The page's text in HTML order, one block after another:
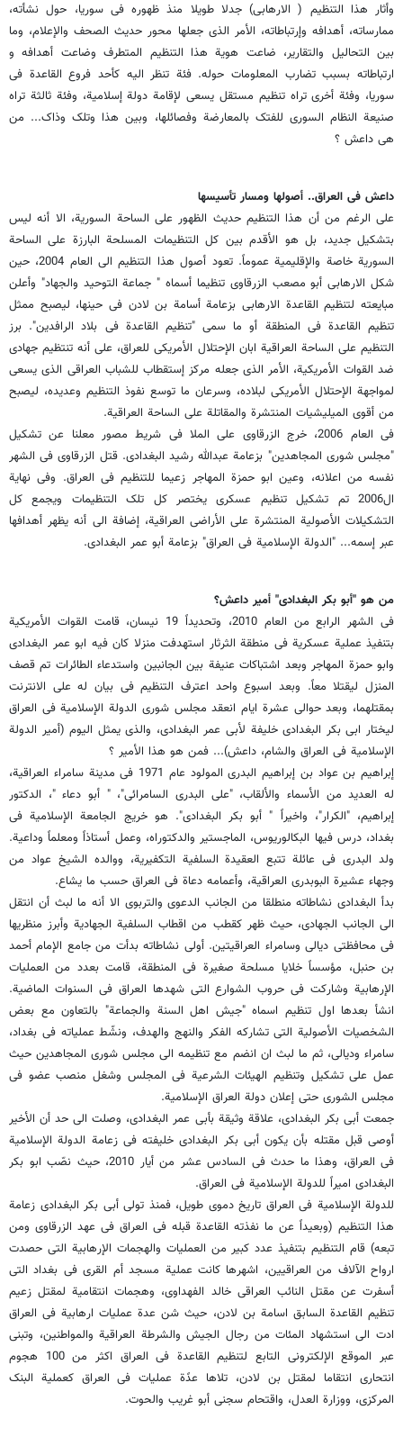
وأثار هذا التنظیم ( الارهابی) جدلا طویلا منذ ظهوره فی سوریا، حول نشأته،
ممارساته، أهدافه وإرتباطاته، الأمر الذی جعلها محور حدیث الصحف والإعلام، وما
بین التحالیل والتقاریر، ضاعت هویة هذا التنظیم المتطرف وضاعت أهدافه و
ارتباطاته بسبب تضارب المعلومات حوله. فئة تنظر الیه کأحد فروع القاعدة فی
سوریا، وفئة أخرى تراه تنظیم مستقل یسعى لإقامة دولة إسلامیة، وفئة ثالثة تراه
صنیعة النظام السوری للفتک بالمعارضة وفصائلها، وبین هذا وتلک وذاک... من
هی داعش ؟
داعش فی العراق.. أصولها ومسار تأسیسها
على الرغم من أن هذا التنظیم حدیث الظهور على الساحة السوریة، الا أنه لیس
بتشکیل جدید، بل هو الأقدم بین کل التنظیمات المسلحة البارزة على الساحة
السوریة خاصة والإقلیمیة عموماً. تعود أصول هذا التنظیم الى العام 2004، حین
شکل الارهابی أبو مصعب الزرقاوی تنظیما أسماه " جماعة التوحید والجهاد" وأعلن
مبایعته لتنظیم القاعدة الارهابی بزعامة أسامة بن لادن فی حینها، لیصبح ممثل
تنظیم القاعدة فی المنطقة أو ما سمی "تنظیم القاعدة فی بلاد الرافدین". برز
التنظیم على الساحة العراقیة ابان الإحتلال الأمریکی للعراق، على أنه تنتظیم جهادی
ضد القوات الأمریکیة، الأمر الذی جعله مرکز إستقطاب للشباب العراقی الذی یسعى
لمواجهة الإحتلال الأمریکی لبلاده، وسرعان ما توسع نفوذ التنظیم وعدیده، لیصبح
من أقوى المیلیشیات المنتشرة والمقاتلة على الساحة العراقیة.
فی العام 2006، خرج الزرقاوی على الملا فی شریط مصور معلنا عن تشکیل
"مجلس شورى المجاهدین" بزعامة عبدالله رشید البغدادی. قتل الزرقاوی فی الشهر
نفسه من اعلانه، وعین ابو حمزة المهاجر زعیما للتنظیم فی العراق. وفی نهایة
ال2006 تم تشکیل تنظیم عسکری یختصر کل تلک التنظیمات ویجمع کل
التشکیلات الأصولیة المنتشرة على الأراضی العراقیة، إضافة الى أنه یظهر أهدافها
عبر إسمه... "الدولة الإسلامیة فی العراق" بزعامة أبو عمر البغدادی.
من هو "أبو بکر البغدادی" أمیر داعش؟
فی الشهر الرابع من العام 2010، وتحدیداً 19 نیسان، قامت القوات الأمریکیة
بتنفیذ عملیة عسکریة فی منطقة الثرثار استهدفت منزلا کان فیه ابو عمر البغدادی
وابو حمزة المهاجر وبعد اشتباکات عنیفة بین الجانبین واستدعاء الطائرات تم قصف
المنزل لیقتلا معاً. وبعد اسبوع واحد اعترف التنظیم فی بیان له على الانترنت
بمقتلهما، وبعد حوالی عشرة ایام انعقد مجلس شورى الدولة الإسلامیة فی العراق
لیختار ابی بکر البغدادی خلیفة لأبی عمر البغدادی، والذی یمثل الیوم (أمیر الدولة
الإسلامیة فی العراق والشام، داعش)... فمن هو هذا الأمیر ؟
إبراهیم بن عواد بن إبراهیم البدری المولود عام 1971 فی مدینة سامراء العراقیة،
له العدید من الأسماء والألقاب، "علی البدری السامرائی"، " أبو دعاء "، الدکتور
إبراهیم، "الکرار"، واخیراً " أبو بکر البغدادی". هو خریج الجامعة الإسلامیة فی
بغداد، درس فیها البکالوریوس، الماجستیر والدکتوراه، وعمل أستاذاً ومعلماً وداعیة.
ولد البدری فی عائلة تتبع العقیدة السلفیة التکفیریة، ووالده الشیخ عواد من
وجهاء عشیرة البوبدری العراقیة، وأعمامه دعاة فی العراق حسب ما یشاع.
بدأ البغدادی نشاطاته منطلقا من الجانب الدعوی والتربوی الا أنه ما لبث أن انتقل
الى الجانب الجهادی، حیث ظهر کقطب من اقطاب السلفیة الجهادیة وأبرز منظریها
فی محافظتی دیالى وسامراء العراقیتین. أولى نشاطاته بدأت من جامع الإمام أحمد
بن حنبل، مؤسساً خلایا مسلحة صغیرة فی المنطقة، قامت بعدد من العملیات
الإرهابیة وشارکت فی حروب الشوارع التی شهدها العراق فی السنوات الماضیة.
انشأ بعدها اول تنظیم اسماه "جیش اهل السنة والجماعة" بالتعاون مع بعض
الشخصیات الأصولیة التی تشارکه الفکر والنهج والهدف، ونشّط عملیاته فی بغداد،
سامراء ودیالى، ثم ما لبث ان انضم مع تنظیمه الى مجلس شورى المجاهدین حیث
عمل على تشکیل وتنظیم الهیئات الشرعیة فی المجلس وشغل منصب عضو فی
مجلس الشورى حتى إعلان دولة العراق الإسلامیة.
جمعت أبی بکر البغدادی، علاقة وثیقة بأبی عمر البغدادی، وصلت الى حد أن الأخیر
أوصى قبل مقتله بأن یکون أبی بکر البغدادی خلیفته فی زعامة الدولة الإسلامیة
فی العراق، وهذا ما حدث فی السادس عشر من أیار 2010، حیث نصّب ابو بکر
البغدادی امیراً للدولة الإسلامیة فی العراق.
للدولة الإسلامیة فی العراق تاریخ دموی طویل، فمنذ تولی أبی بکر البغدادی زعامة
هذا التنظیم (وبعیداً عن ما نفذته القاعدة قبله فی العراق فی عهد الزرقاوی ومن
تبعه) قام التنظیم بتنفیذ عدد کبیر من العملیات والهجمات الإرهابیة التی حصدت
ارواح الآلاف من العراقیین، اشهرها کانت عملیة مسجد أم القرى فی بغداد التی
أسفرت عن مقتل النائب العراقی خالد الفهداوی، وهجمات انتقامیة لمقتل زعیم
تنظیم القاعدة السابق اسامة بن لادن، حیث شن عدة عملیات ارهابیة فی العراق
ادت الى استشهاد المئات من رجال الجیش والشرطة العراقیة والمواطنین، وتبنى
عبر الموقع الإلکترونی التابع لتنظیم القاعدة فی العراق اکثر من 100 هجوم
انتحاری انتقاما لمقتل بن لادن، تلاها عدًة عملیات فی العراق کعملیة البنک
المرکزی، ووزارة العدل، واقتحام سجنی أبو غریب والحوت.